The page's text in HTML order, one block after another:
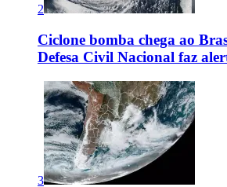
2
Ciclone bomba chega ao
Defesa Civil Nacional faz
3